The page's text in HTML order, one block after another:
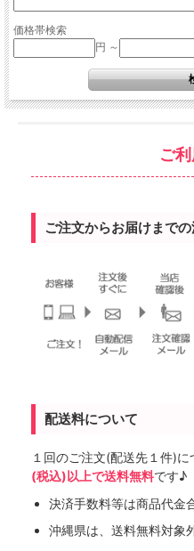
価格帯検索
円 ～
ご
ご注文からお届けまで
配送料について
１回のご注文(配送先１件)に
(税込)以上で送料無料です♪
決済手数料等は商品代金
沖縄県は、送料無料対象